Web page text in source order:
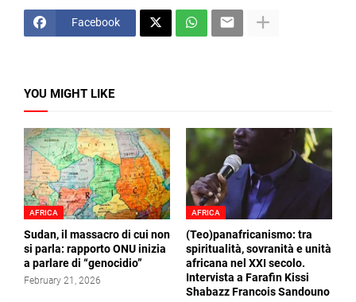
Facebook
YOU MIGHT LIKE
AFRICA
Sudan, il massacro di cui non
si parla: rapporto ONU inizia
a parlare di “genocidio”
February 21, 2026
AFRICA
(Teo)panafricanismo: tra
spiritualità, sovranità e unità
africana nel XXI secolo.
Intervista a Farafin Kissi
Shabazz Francois Sandouno